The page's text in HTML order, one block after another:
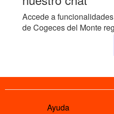
Accede a
de Cogeces del Monte
Ayuda